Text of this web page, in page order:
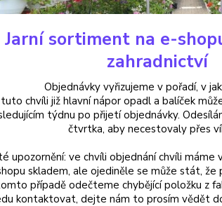
Fuchsie Prince of Orange Fuchsie
of Orange Fuchsie
Jarní sortiment na e-
zahradnictví
Objednávky vyřizujeme v pořadí, v
chvíli již hlavní nápor opadl a balíček
týdnu po přijetí objednávky.
čtvrtka, aby necestovaly přes
upozornění: ve chvíli objednání chvíli máme
skladem, ale ojediněle se může stát, že
případě odečteme chybějící položku z
kontaktovat, dejte nám to prosím vědět